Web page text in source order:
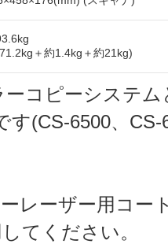
＋約1.4kg＋約21kg)
ーコピーシステ
す(CS-6500、
レーザー用コー
てください。